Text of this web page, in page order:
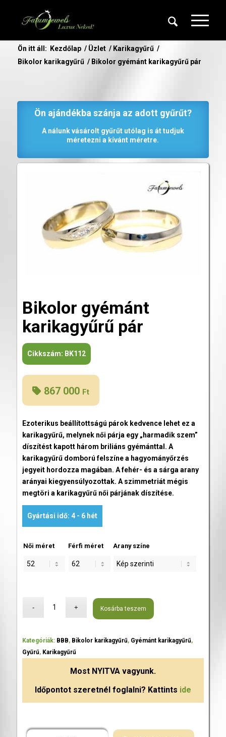
Ön itt áll: Kezdőlap / Üzlet / Karikagyűrű /
Bikolor karikagyűrű / Bikolor gyémánt karikagyűrű pár
Ön ajándékba szánja az adott gyűrűt?
A nálunk vásárolt gyűrűt utólag is át tudjuk
méretezni a kívánt méretre.
Bikolor gyémánt
karikagyűrű pár
Cikkszám: BK112
867 000 Ft
Ezoterikus beállítottságú párok kedvence lehet ez a
karikagyűrű, melynek női párja egy „harmadik szem”
díszítést kapott három briliáns gyémánttal. A
karikagyűrű domború felszíne a hagyományőrzés
jegyeit hordozza magában. A fehér- és a sárga arany
arányai kiegyensúlyozottak. A szimmetriát mégis
megtöri a karikagyűrű női párjának díszítése.
Gyártási idő: 4 - 6 hét
Női méret Férfi méret Arany színe
Kosárba teszem
Kategóriák: BBB, Bikolor karikagyűrű, Gyémánt karikagyűrű,
Gyűrű, Karikagyűrű
Most NYITVAvagyunk.
Időpontot szeretnél foglalni? Kattints ide